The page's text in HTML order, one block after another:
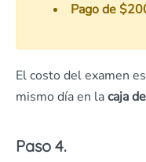
Pago de
El costo del examen
mismo día en lacaja
Paso 4.